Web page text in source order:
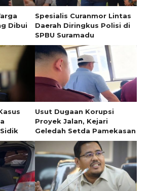
Dibui
Spesialis Curanmor Lintas
Daerah Diringkus Polisi di
SPBU Suramadu
Usut Dugaan Korupsi
Proyek Jalan, Kejari
Geledah Setda Pamekasan